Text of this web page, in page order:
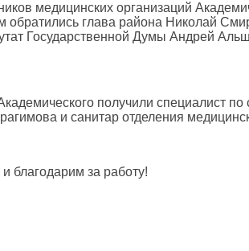
медицинских организаций
обратились глава района Николай
Государственной Думы Андрей
получили специалист
и санитар отделения
благодарим за работу!